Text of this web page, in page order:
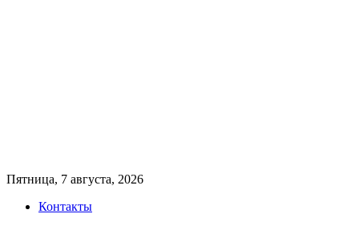
Пятница, 7 августа, 2026
Контакты